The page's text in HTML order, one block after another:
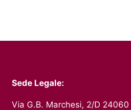
Sede Legale:
Via G.B. Marchesi, 2/D 24060